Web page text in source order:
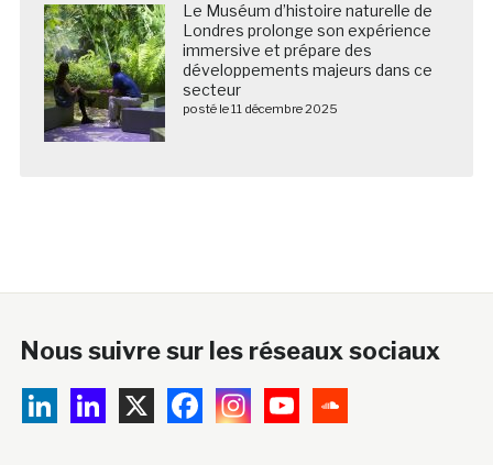
Le Muséum d’histoire naturelle de
Londres prolonge son expérience
immersive et prépare des
développements majeurs dans ce
secteur
posté le 11 décembre 2025
Nous suivre sur les réseaux sociaux